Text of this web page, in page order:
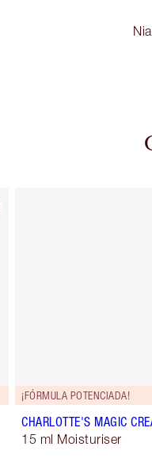
¡FÓRMULA POTENCIADA!
CHARLOTTE'S MAGIC
15 ml Moisturiser